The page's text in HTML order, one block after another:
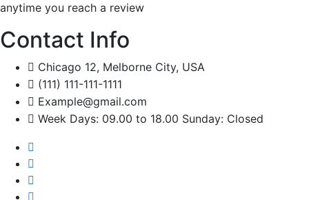
anytime you reach a review
Contact Info
Chicago 12, Melborne City, USA
(111) 111-111-1111
Example@gmail.com
Week Days: 09.00 to 18.00 Sunday: Closed